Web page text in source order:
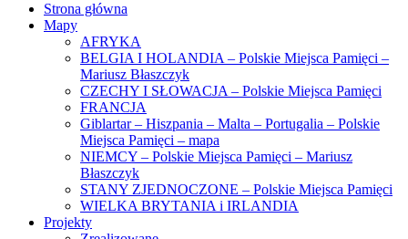
Strona główna
Mapy
AFRYKA
BELGIA I HOLANDIA – Polskie Miejsca Pamięci –
Mariusz Błaszczyk
CZECHY I SŁOWACJA – Polskie Miejsca Pamięci
FRANCJA
Giblartar – Hiszpania – Malta – Portugalia – Polskie
Miejsca Pamięci – mapa
NIEMCY – Polskie Miejsca Pamięci – Mariusz
Błaszczyk
STANY ZJEDNOCZONE – Polskie Miejsca Pamięci
WIELKA BRYTANIA i IRLANDIA
Projekty